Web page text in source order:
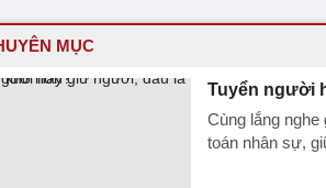
MỤC
Tuyển người
Cùng lắng nghe
toán nhân sự,